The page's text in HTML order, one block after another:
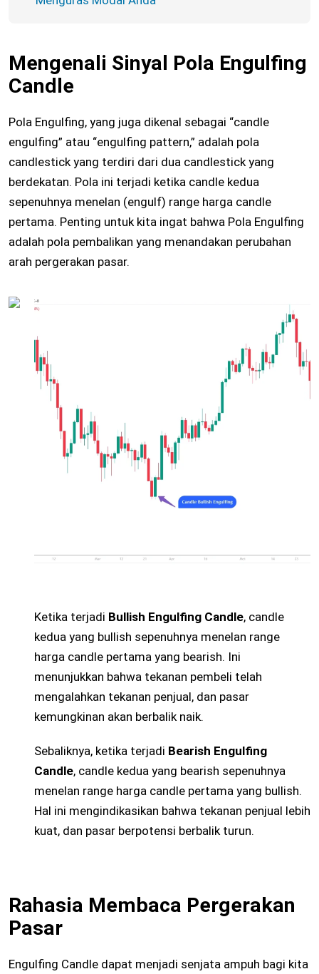
Mengenali Sinyal Pola Engulfing
Candle
Pola Engulfing, yang juga dikenal sebagai “candle
engulfing” atau “engulfing pattern,” adalah pola
candlestick yang terdiri dari dua candlestick yang
berdekatan. Pola ini terjadi ketika candle kedua
sepenuhnya menelan (engulf) range harga candle
pertama. Penting untuk kita ingat bahwa Pola Engulfing
adalah pola pembalikan yang menandakan perubahan
arah pergerakan pasar.
Ketika terjadi Bullish Engulfing Candle, candle
kedua yang bullish sepenuhnya menelan range
harga candle pertama yang bearish. Ini
menunjukkan bahwa tekanan pembeli telah
mengalahkan tekanan penjual, dan pasar
kemungkinan akan berbalik naik.
Sebaliknya, ketika terjadi Bearish Engulfing
Candle, candle kedua yang bearish sepenuhnya
menelan range harga candle pertama yang bullish.
Hal ini mengindikasikan bahwa tekanan penjual lebih
kuat, dan pasar berpotensi berbalik turun.
Rahasia Membaca Pergerakan
Pasar
Engulfing Candle dapat menjadi senjata ampuh bagi kita